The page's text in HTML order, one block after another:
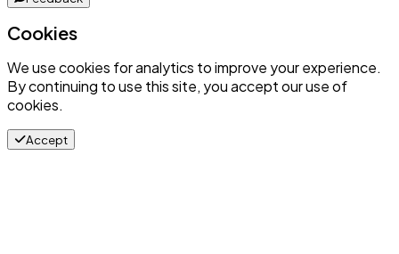
Cookies
We use cookies for analytics to improve your experience.
By continuing to use this site, you accept our use of
cookies.
Accept